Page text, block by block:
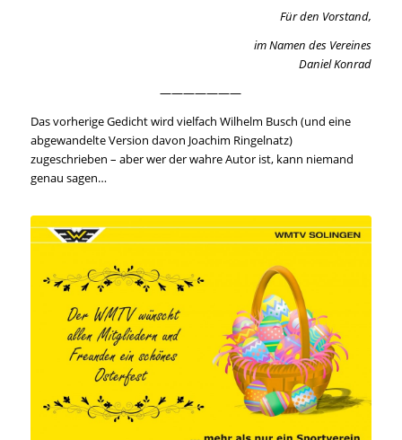
Für den Vorstand,
im Namen des Vereines
Daniel Konrad
———————
Das vorherige Gedicht wird vielfach Wilhelm Busch (und eine
abgewandelte Version davon Joachim Ringelnatz)
zugeschrieben – aber wer der wahre Autor ist, kann niemand
genau sagen…